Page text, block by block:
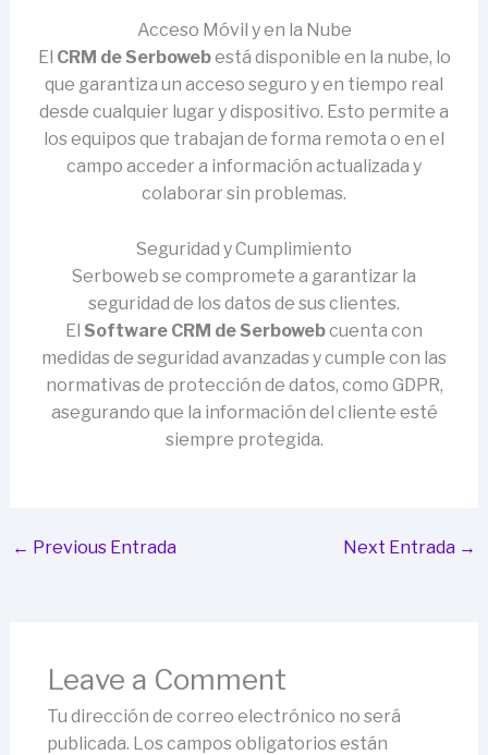
Acceso Móvil y en la Nube
El CRM de Serbowebestá disponible en la nube, lo
que garantiza un acceso seguro y en tiempo real
desde cualquier lugar y dispositivo. Esto permite a
los equipos que trabajan de forma remota o en el
campo acceder a información actualizada y
colaborar sin problemas.
Seguridad y Cumplimiento
Serboweb se compromete a garantizar la
seguridad de los datos de sus clientes.
El Software CRM de Serbowebcuenta con
medidas de seguridad avanzadas y cumple con las
normativas de protección de datos, como GDPR,
asegurando que la información del cliente esté
siempre protegida.
← Previous Entrada Next Entrada →
Leave a Comment
Tu dirección de correo electrónico no será
publicada. Los campos obligatorios están